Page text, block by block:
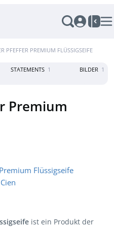
PFEFFER PREMIUM FLÜSSIGSEIFE
STATEMENTS 1 BILDER 1
Premium
ist ein Produkt der